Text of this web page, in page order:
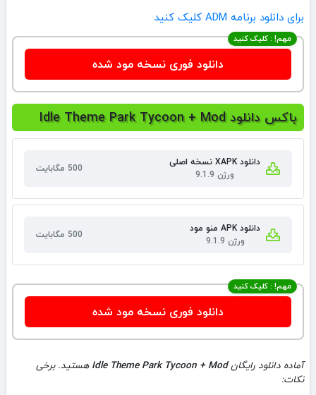
برای دانلود برنامه ADM کلیک کنید
مهم! : کلیک کنید
دانلود فوری نسخه مود شده
باکس دانلود Idle Theme Park Tycoon + Mod
دانلود XAPK نسخه اصلی
ورژن 9.1.9
500 مگابایت
دانلود APK منو مود
ورژن 9.1.9
500 مگابایت
مهم! : کلیک کنید
دانلود فوری نسخه مود شده
آماده دانلود رایگانIdle Theme Park Tycoon + Mod هستید. برخی
نکات: